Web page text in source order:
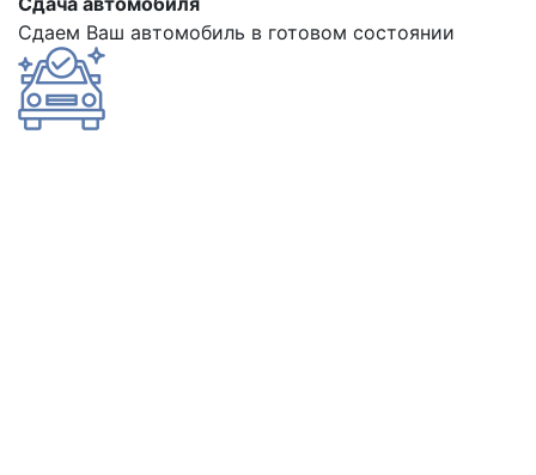
Сдаем Ваш автомобиль в готовом состоянии